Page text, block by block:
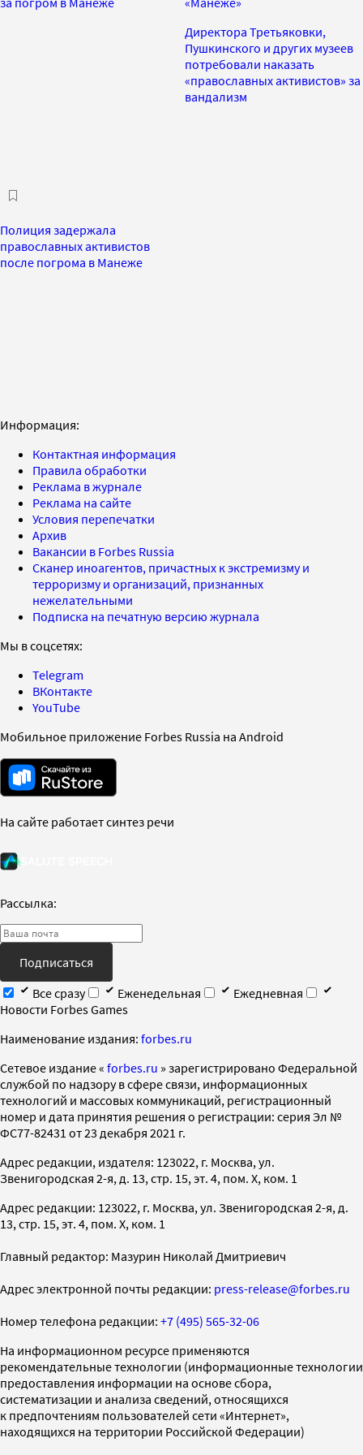
Директора Третьяковки,
Пушкинского и других музеев
потребовали наказать
«православных активистов» за
вандализм
Полиция задержала
православных активистов
после погрома в Манеже
Информация:
Контактная информация
Правила обработки
Реклама в журнале
Реклама на сайте
Условия перепечатки
Архив
Вакансии в Forbes Russia
Сканер иноагентов, причастных к экстремизму и
терроризму и организаций, признанных
нежелательными
Подписка на печатную версию журнала
Мы в соцсетях:
Telegram
ВКонтакте
YouTube
Мобильное приложение Forbes Russia на Android
На сайте работает синтез речи
Рассылка:
Подписаться
Все сразу
Еженедельная
Ежедневная
Новости Forbes Games
Наименование издания: forbes.ru
Cетевое издание « forbes.ru » зарегистрировано Федеральной
службой по надзору в сфере связи, информационных
технологий и массовых коммуникаций, регистрационный
номер и дата принятия решения о регистрации: серия Эл №
ФС77-82431 от 23 декабря 2021 г.
Адрес редакции, издателя: 123022, г. Москва, ул.
Звенигородская 2-я, д. 13, стр. 15, эт. 4, пом. X, ком. 1
Адрес редакции: 123022, г. Москва, ул. Звенигородская 2-я, д.
13, стр. 15, эт. 4, пом. X, ком. 1
Главный редактор: Мазурин Николай Дмитриевич
Адрес электронной почты редакции: press-release@forbes.ru
Номер телефона редакции: +7 (495) 565-32-06
На информационном ресурсе применяются
рекомендательные технологии (информационные технологии
предоставления информации на основе сбора,
систематизации и анализа сведений, относящихся
к предпочтениям пользователей сети «Интернет»,
находящихся на территории Российской Федерации)